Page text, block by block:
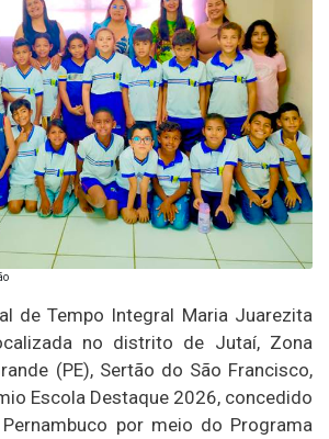
de Tempo Integral Maria Juarezita
no distrito de Jutaí, Zona
(PE), Sertão do São Francisco,
Escola Destaque 2026, concedido
por meio do Programa